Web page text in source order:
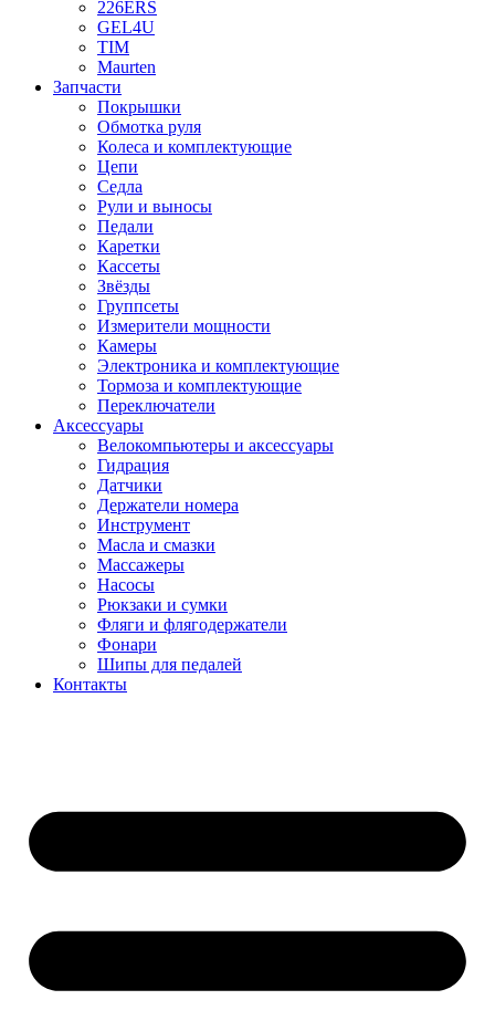
226ERS
GEL4U
TIM
Maurten
Запчасти
Покрышки
Обмотка руля
Колеса и комплектующие
Цепи
Седла
Рули и выносы
Педали
Каретки
Кассеты
Звёзды
Группсеты
Измерители мощности
Камеры
Электроника и комплектующие
Тормоза и комплектующие
Переключатели
Аксессуары
Велокомпьютеры и аксессуары
Гидрация
Датчики
Держатели номера
Инструмент
Масла и смазки
Массажеры
Насосы
Рюкзаки и сумки
Фляги и флягодержатели
Фонари
Шипы для педалей
Контакты